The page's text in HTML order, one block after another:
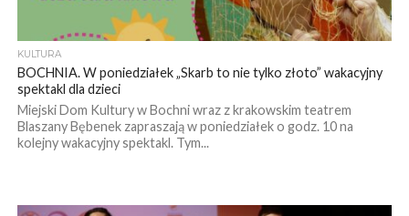
KULTURA
BOCHNIA. W poniedziałek „Skarb to nie tylko złoto” wakacyjny
spektakl dla dzieci
Miejski Dom Kultury w Bochni wraz z krakowskim teatrem
Blaszany Bębenek zapraszają w poniedziałek o godz. 10 na
kolejny wakacyjny spektakl. Tym...